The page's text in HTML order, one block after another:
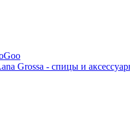
Grossa - спицы и